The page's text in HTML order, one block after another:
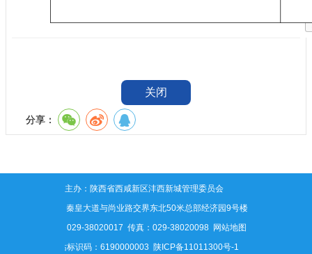
关闭
分享：
主办：陕西省西咸新区沣西新城管理委员会
地址：秦皇大道与尚业路交界东北50米总部经济园9号楼
电话：029-38020017 传真：029-38020098 网站地图
网站标识码：6190000003 陕ICP备11011300号-1